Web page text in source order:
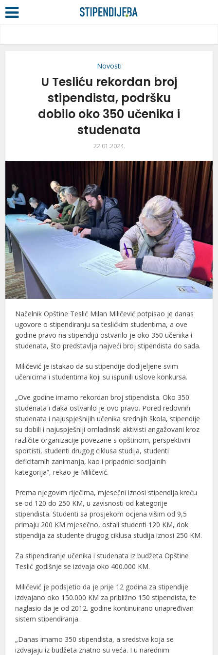
Novosti
U Tesliću rekordan broj
stipendista, podršku
dobilo oko 350 učenika i
studenata
22.01.2024.
Načelnik Opštine Teslić Milan Miličević potpisao je danas
ugovore o stipendiranju sa teslićkim studentima, a ove
godine pravo na stipendiju ostvarilo je oko 350 učenika i
studenata, što predstavlja najveći broj stipendista do sada.
Miličević je istakao da su stipendije dodijeljene svim
učenicima i studentima koji su ispunili uslove konkursa.
„Ove godine imamo rekordan broj stipendista. Oko 350
studenata i đaka ostvarilo je ovo pravo. Pored redovnih
studenata i najuspješnijih učenika srednjih škola, stipendije
su dobili i najuspješniji omladinski aktivisti angažovani kroz
različite organizacije povezane s opštinom, perspektivni
sportisti, studenti drugog ciklusa studija, studenti
deficitarnih zanimanja, kao i pripadnici socijalnih
kategorija“, rekao je Miličević.
Prema njegovim riječima, mjesečni iznosi stipendija kreću
se od 120 do 250 KM, u zavisnosti od kategorije
stipendista. Studenti sa prosjekom ocjena višim od 9,5
primaju 200 KM mjesečno, ostali studenti 120 KM, dok
stipendija za studente drugog ciklusa studija iznosi 250 KM.
Za stipendiranje učenika i studenata iz budžeta Opštine
Teslić godišnje se izdvaja oko 400.000 KM.
Miličević je podsjetio da je prije 12 godina za stipendije
izdvajano oko 150.000 KM za približno 150 stipendista, te
naglasio da je od 2012. godine kontinuirano unapređivan
sistem stipendiranja.
„Danas imamo 350 stipendista, a sredstva koja se
izdvajaju iz budžeta znatno su veća. I u narednim